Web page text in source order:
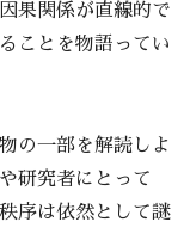
果関係が直線的で
ことを物語ってい
の一部を解読しよ
研究者にとって
序は依然として謎